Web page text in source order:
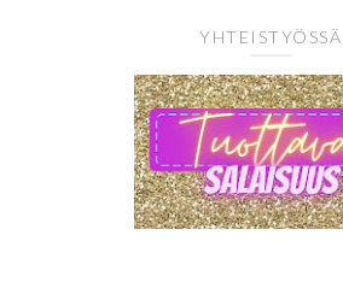
YHTEISTYÖSSÄ